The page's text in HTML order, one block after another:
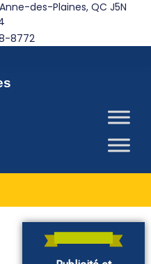
des-Plaines, QC J5N
8772